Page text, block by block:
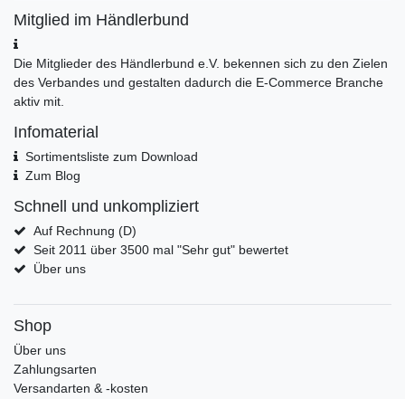
Mitglied im Händlerbund
Die Mitglieder des Händlerbund e.V. bekennen sich zu den Zielen
des Verbandes und gestalten dadurch die E-Commerce Branche
aktiv mit.
Infomaterial
Sortimentsliste zum Download
Zum Blog
Schnell und unkompliziert
Auf Rechnung (D)
Seit 2011 über 3500 mal "Sehr gut" bewertet
Über uns
Shop
Über uns
Zahlungsarten
Versandarten & -kosten